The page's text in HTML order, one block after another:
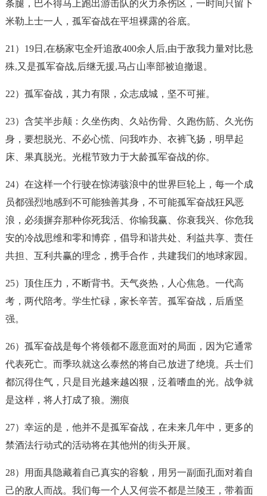
条腿，巴不得马上跑出游击队的火力杀伤区，一时间只留下
米勒上士一人， 孤军奋战在平坦裸露的谷底。
21）19日,在杨家屯全歼追敌400余人后,由于敌我力量对比悬
殊,又是孤军奋战,后继无援,马占山率部被迫撤退。
22） 孤军奋战，其力有限，众志成城，坚不可摧。
23）含笑半步颠：久坐伤肉、久站伤骨、久跑伤筋、久光伤
身，要想脱光、不必心慌、问我咋办、衣裤飞扬，明早起
床、果真脱光。光棍节致力于大龄孤军奋战的你。
24）在这样一个行驶在惊涛骇浪中的世界巨轮上，每一个成
员都强烈地感到不可能独善其身，不可能孤军奋战狂风恶
浪，必须摒弃那种你死我活、你输我赢、你衰我兴、你危我
安的冷战思维和零和博弈，倡导和谐共处、利益共享、责任
共担、互利共赢的理念，携手合作，共建我们的地球家园。
25）顶住压力，不断背书。天气炎热，人心焦急。一代高
考，两代陪考。学生忙碌，家长辛苦。 孤军奋战，后盾坚
强。
26） 孤军奋战是每个将领都不愿意面对的局面，因为它通常
代表死亡。而季玖就这么泰然的将自己放进了绝境。兵士们
都沉得住气，只是目光越来越凶狠，泛着嗜血的光。战争就
是这样，将人打成了狼。溯痕
27）幸运的是，他并不是孤军奋战，在未来几年中，更多的
禁酒法行动式的活动将在其他州的街头开展。
28）用面具隐藏着自己真实的容貌，用另一副面孔面对着自
己的敌人而战。我们每一个人又何尝不都是兰陵王，带着面